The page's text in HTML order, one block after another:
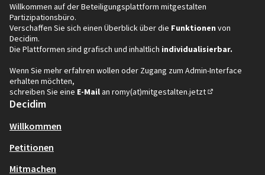
Willkommen auf der Beteiligungsplattform mitgestalten
Partizipationsbüro.
Verschaffen Sie sich einen Überblick über die Funktionen von
Decidim.
Die Plattformen sind grafisch und inhaltlich individualisierbar.
Wenn Sie mehr erfahren wollen oder Zugang zum Admin-Interface
erhalten möchten,
schreiben Sie eine E-Mailan romy(at)mitgestalten.jetzt
Decidim
Willkommen
Petitionen
Mitmachen